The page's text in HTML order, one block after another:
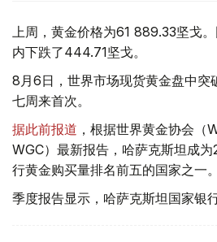
上周，黄金价格为61 889.33坚戈
内下跌了444.71坚戈。
8月6日，世界市场现货黄金盘中
七周来首次。
据此前报道 ，根据世界黄金协会
WGC）最新报告，哈萨克斯坦成
行黄金购买量排名前五的国家之一。
季度报告显示，哈萨克斯坦国家银